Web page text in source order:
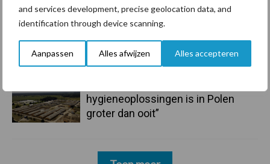
and services development, precise geolocation data, and
identification through device scanning.
Aanpassen Alles afwijzen Alles accepteren
6 aug
Tien praktische tips voor een
langere levensduur
hygieneoplossingen is in Polen
groter dan ooit”